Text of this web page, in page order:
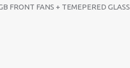
FRONT FANS + TEMEPERED GLASS